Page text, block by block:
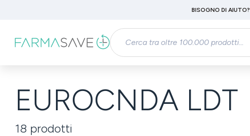
Passa alla navigazione principale
BISOGNO DI AIUTO?
EUROCNDA LDT
18 prodotti